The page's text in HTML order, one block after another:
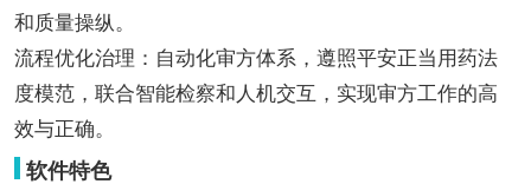
和质量操纵。
流程优化治理：自动化审方体系，遵照平安正当用药法
度模范，联合智能检察和人机交互，实现审方工作的高
效与正确。
软件特色